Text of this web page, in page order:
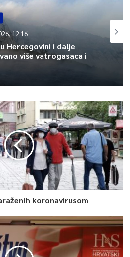
i stabilna zemlja na čvrstom putu ka
0
12:16
Hercegovini i dalje
više vatrogasaca i
koronavirusom